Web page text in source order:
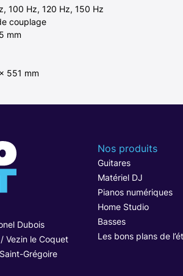
100 Hz, 120 Hz, 150 Hz
couplage
mm
551 mm
Dubois
Vezin le Coquet
Grégoire
Nos produits
Guitares
Matériel DJ
Pianos numériques
Home Studio
Basses
Les bons plans de